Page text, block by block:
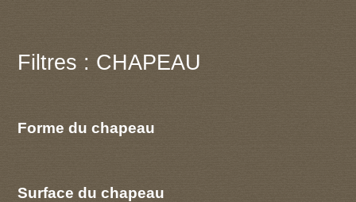
Filtres : CHAPEAU
Forme du chapeau
Surface du chapeau